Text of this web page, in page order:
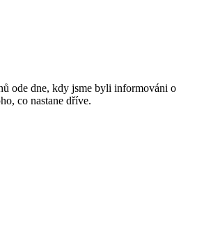
ode dne, kdy jsme byli informováni o
co nastane dříve.